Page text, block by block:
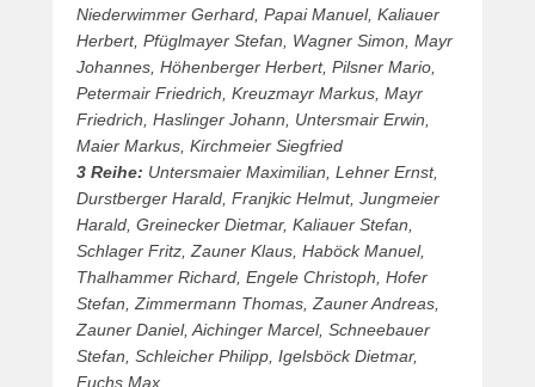
Niederwimmer Gerhard, Papai Manuel, Kaliauer
Herbert, Pfüglmayer Stefan, Wagner Simon, Mayr
Johannes, Höhenberger Herbert, Pilsner Mario,
Petermair Friedrich, Kreuzmayr Markus, Mayr
Friedrich, Haslinger Johann, Untersmair Erwin,
Maier Markus, Kirchmeier Siegfried
3 Reihe: Untersmaier Maximilian, Lehner Ernst,
Durstberger Harald, Franjkic Helmut, Jungmeier
Harald, Greinecker Dietmar, Kaliauer Stefan,
Schlager Fritz, Zauner Klaus, Haböck Manuel,
Thalhammer Richard, Engele Christoph, Hofer
Stefan, Zimmermann Thomas, Zauner Andreas,
Zauner Daniel, Aichinger Marcel, Schneebauer
Stefan, Schleicher Philipp, Igelsböck Dietmar,
Fuchs Max